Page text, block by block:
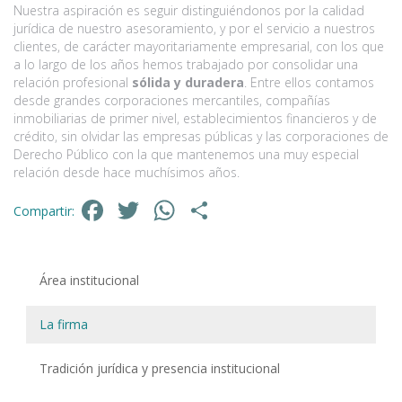
Nuestra aspiración es seguir distinguiéndonos por la calidad
jurídica de nuestro asesoramiento, y por el servicio a nuestros
clientes, de carácter mayoritariamente empresarial, con los que
a lo largo de los años hemos trabajado por consolidar una
relación profesional sólida y duradera . Entre ellos contamos
desde grandes corporaciones mercantiles, compañías
inmobiliarias de primer nivel, establecimientos financieros y de
crédito, sin olvidar las empresas públicas y las corporaciones de
Derecho Público con la que mantenemos una muy especial
relación desde hace muchísimos años.
Compartir: Facebook
TwitterWhatsApp
Área institucional
La firma
Tradición jurídica y presencia institucional